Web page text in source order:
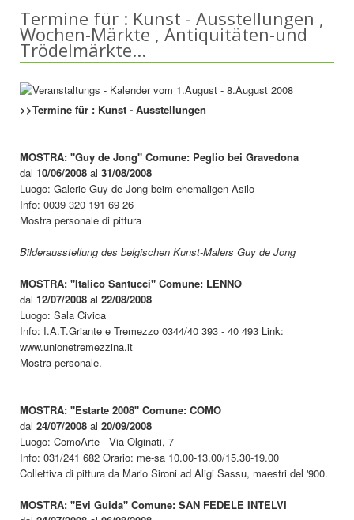
Termine für : Kunst - Ausstellungen ,
Wochen-Märkte , Antiquitäten-und
Trödelmärkte...
>>Termine für : Kunst - Ausstellungen
MOSTRA: "Guy de Jong" Comune: Peglio bei Gravedona
dal 10/06/2008 al 31/08/2008
Luogo: Galerie Guy de Jong beim ehemaligen Asilo
Info: 0039 320 191 69 26
Mostra personale di pittura
Bilderausstellung des belgischen Kunst-Malers Guy de Jong
MOSTRA: "Italico Santucci" Comune: LENNO
dal 12/07/2008 al 22/08/2008
Luogo: Sala Civica
Info: I.A.T.Griante e Tremezzo 0344/40 393 - 40 493 Link:
www.unionetremezzina.it
Mostra personale.
MOSTRA: "Estarte 2008" Comune: COMO
dal 24/07/2008 al 20/09/2008
Luogo: ComoArte - Via Olginati, 7
Info: 031/241 682 Orario: me-sa 10.00-13.00/15.30-19.00
Collettiva di pittura da Mario Sironi ad Aligi Sassu, maestri del '900.
MOSTRA: "Evi Guida" Comune: SAN FEDELE INTELVI